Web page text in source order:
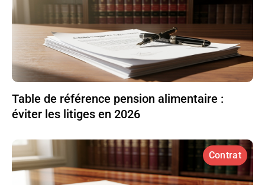
Table de référence pension alimentaire :
éviter les litiges en 2026
Contrat